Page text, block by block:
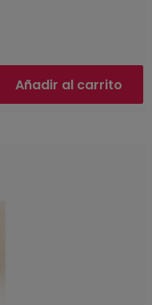
Añadir al carrito